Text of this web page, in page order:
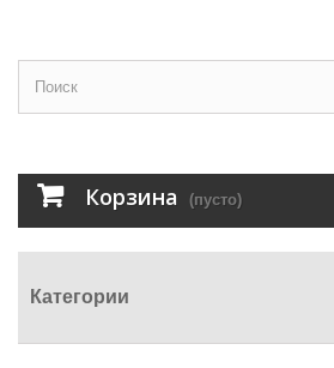
Корзина (пусто)
Категории